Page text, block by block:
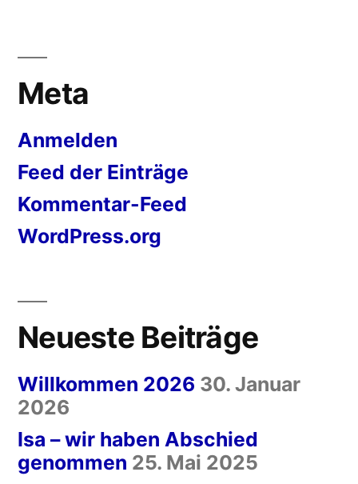
Meta
Anmelden
Feed der Einträge
Kommentar-Feed
WordPress.org
Neueste Beiträge
Willkommen 2026 30. Januar
2026
Isa – wir haben Abschied
genommen 25. Mai 2025